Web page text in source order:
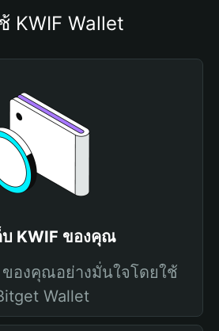
KWIF Wallet
บ KWIF ของคุณ
ของคุณอย่างมั่นใจโดยใช้
Wallet